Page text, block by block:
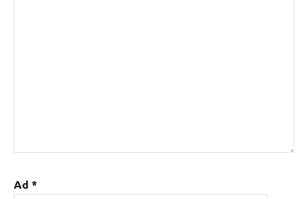
Ad *